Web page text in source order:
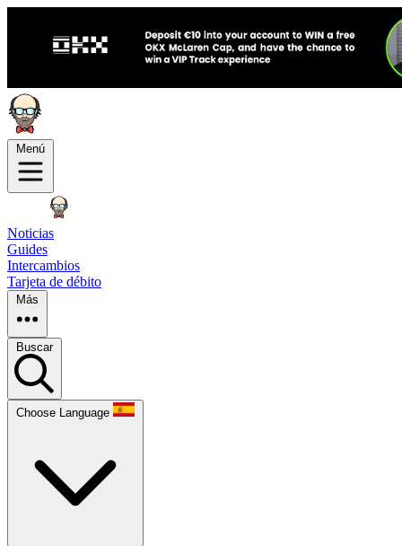
Menú
Noticias
Guides
Intercambios
Tarjeta de débito
Más
Buscar
Choose Language